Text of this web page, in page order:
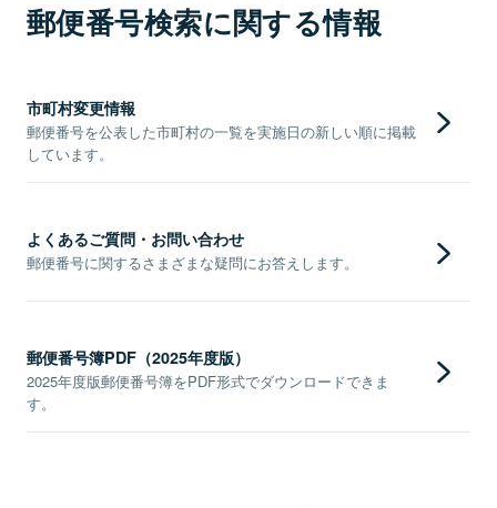
郵便番号検索に関する情報
市町村変更情報
郵便番号を公表した市町村の一覧を実施日の新しい順に掲載
しています。
よくあるご質問・お問い合わせ
郵便番号に関するさまざまな疑問にお答えします。
郵便番号簿PDF（2025年度版）
2025年度版郵便番号簿をPDF形式でダウンロードできま
す。